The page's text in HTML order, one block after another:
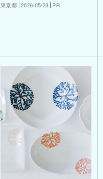
東京都 2026/05/23 PR